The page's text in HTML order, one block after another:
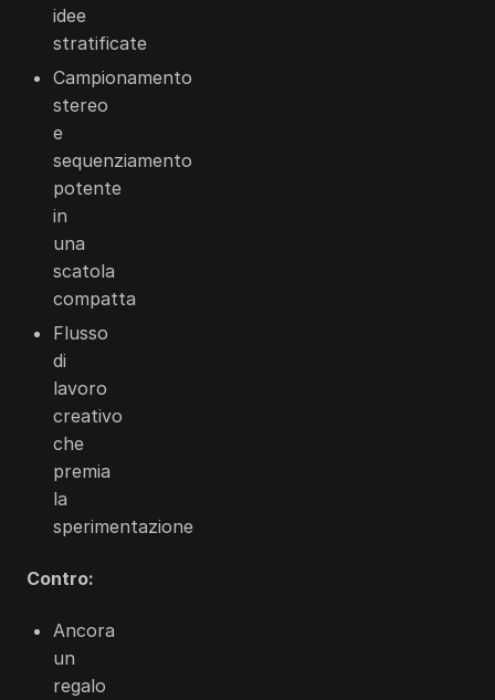
idee
stratificate
Campionamento
stereo
e
sequenziamento
potente
in
una
scatola
compatta
Flusso
di
lavoro
creativo
che
premia
la
sperimentazione
Contro:
Ancora
un
regalo